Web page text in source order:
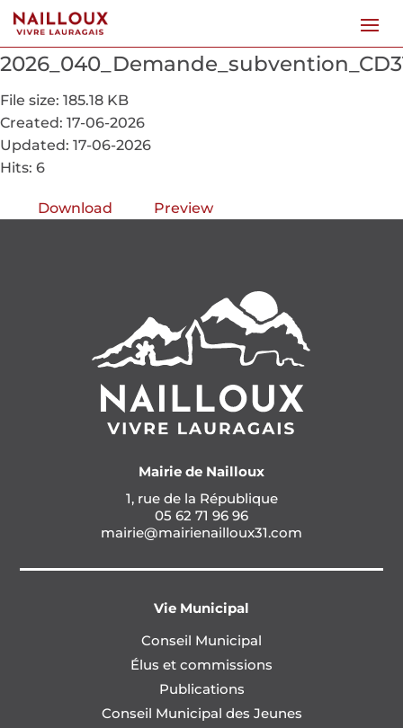
File size: 185.18 KB
Created: 17-06-2026
Updated: 17-06-2026
Hits: 6
Download Preview
Mairie de Nailloux
1, rue de la République
05 62 71 96 96
mairie@mairienailloux31.com
Vie Municipal
Conseil Municipal
Élus et commissions
Publications
Conseil Municipal des Jeunes